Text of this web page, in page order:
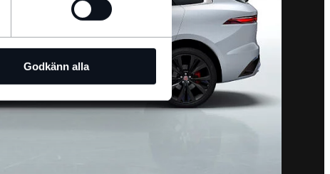
Godkänn alla